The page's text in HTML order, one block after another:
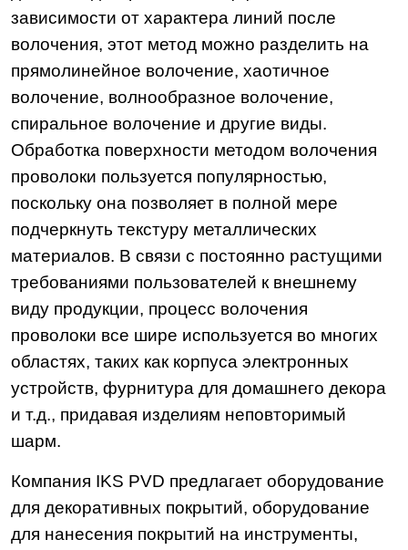
зависимости от характера линий после
волочения, этот метод можно разделить на
прямолинейное волочение, хаотичное
волочение, волнообразное волочение,
спиральное волочение и другие виды.
Обработка поверхности методом волочения
проволоки пользуется популярностью,
поскольку она позволяет в полной мере
подчеркнуть текстуру металлических
материалов. В связи с постоянно растущими
требованиями пользователей к внешнему
виду продукции, процесс волочения
проволоки все шире используется во многих
областях, таких как корпуса электронных
устройств, фурнитура для домашнего декора
и т.д., придавая изделиям неповторимый
шарм.
Компания IKS PVD предлагает оборудование
для декоративных покрытий, оборудование
для нанесения покрытий на инструменты,